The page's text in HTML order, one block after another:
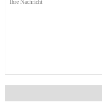
Nachricht